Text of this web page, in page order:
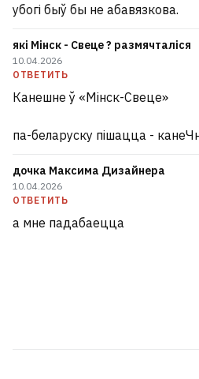
убогі быў бы не абавязкова.
які Мінск - Свеце ? размячталіся
10.04.2026
ОТВЕТИТЬ
Канешне ў «Мінск-Свеце»
па-беларуску пішацца -
дочка Максима Дизайнера
10.04.2026
ОТВЕТИТЬ
а мне падабаецца